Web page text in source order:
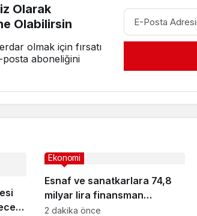
Olarak
Olabilirsin
olmak için fırsatı
aboneliğini
Esnaf ve sanatkarlara 74,8
milyar lira finansman
sağlandı
Ekonomi
2 dakika önce